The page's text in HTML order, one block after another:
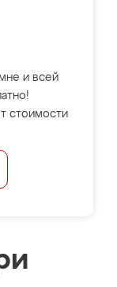
и всей
стоимости